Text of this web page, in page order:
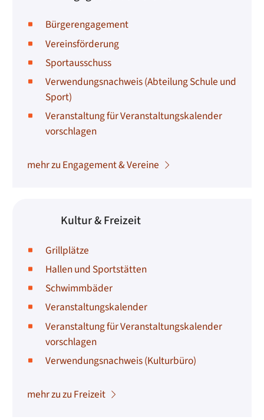
Bürgerengagement
Vereinsförderung
Sportausschuss
Verwendungsnachweis (Abteilung Schule und
Sport)
Veranstaltung für Veranstaltungskalender
vorschlagen
mehr zu Engagement & Vereine
Kultur & Freizeit
Grillplätze
Hallen und Sportstätten
Schwimmbäder
Veranstaltungskalender
Veranstaltung für Veranstaltungskalender
vorschlagen
Verwendungsnachweis (Kulturbüro)
mehr zu zu Freizeit